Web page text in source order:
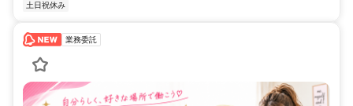
土日祝休み
業務委託